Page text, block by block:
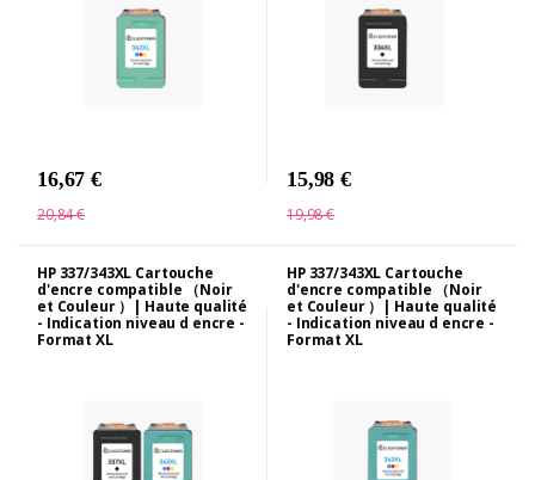
16,67 €
20,84 €
15,98 €
19,98 €
HP 337/343XL Cartouche
d'encre compatible （Noir
et Couleur ）| Haute qualité
- Indication niveau d encre -
Format XL
HP 337/343XL Cartouche
d'encre compatible （Noir
et Couleur ）| Haute qualité
- Indication niveau d encre -
Format XL